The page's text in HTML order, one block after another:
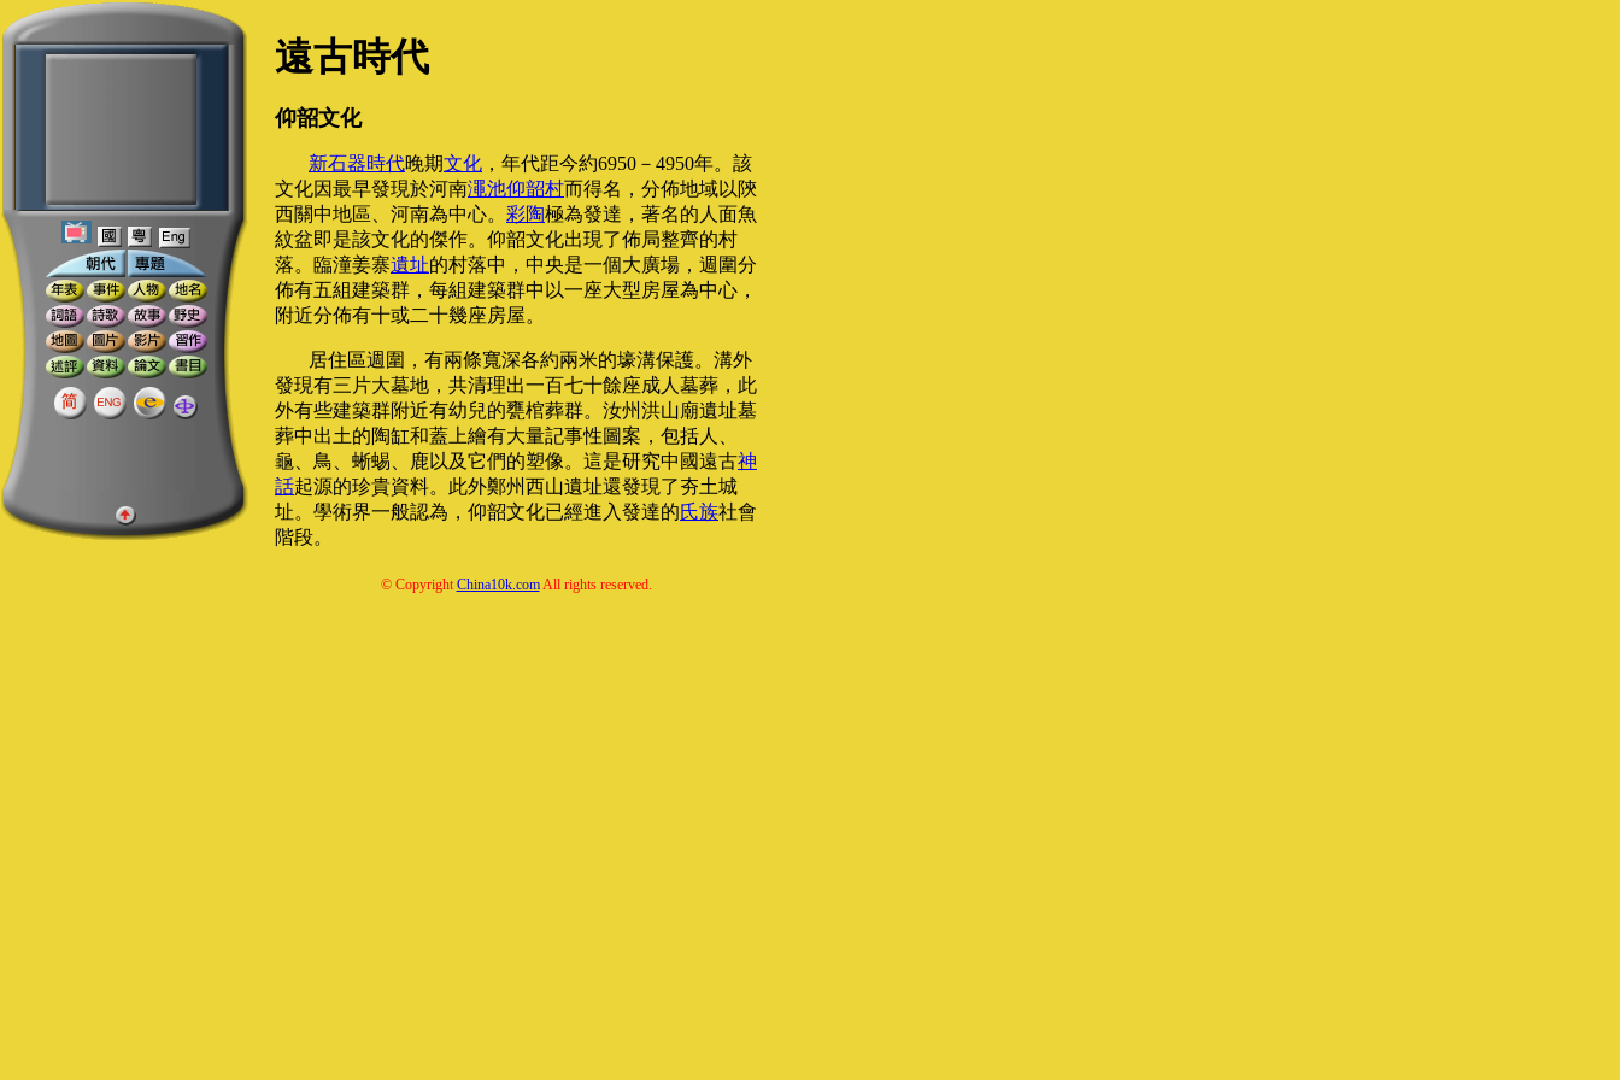
遠古時代
仰韶文化
新石器時代晚期文化 ，年代距今約6950－4950年。該
文化因最早發現於河南澠池仰韶村而得名，分佈地域以陝
西關中地區、河南為中心。 彩陶極為發達，著名的人面魚
紋盆即是該文化的傑作。仰韶文化出現了佈局整齊的村
落。臨潼姜寨遺址的村落中，中央是一個大廣場，週圍分
佈有五組建築群，每組建築群中以一座大型房屋為中心，
附近分佈有十或二十幾座房屋。
居住區週圍，有兩條寬深各約兩米的壕溝保護。溝外
發現有三片大墓地，共清理出一百七十餘座成人墓葬，此
外有些建築群附近有幼兒的甕棺葬群。汝州洪山廟遺址墓
葬中出土的陶缸和蓋上繪有大量記事性圖案，包括人、
龜、鳥、蜥蜴、鹿以及它們的塑像。這是研究中國遠古神
話起源的珍貴資料。此外鄭州西山遺址還發現了夯土城
址。學術界一般認為，仰韶文化已經進入發達的氏族社會
階段。
© CopyrightChina10k.comAll rights reserved.